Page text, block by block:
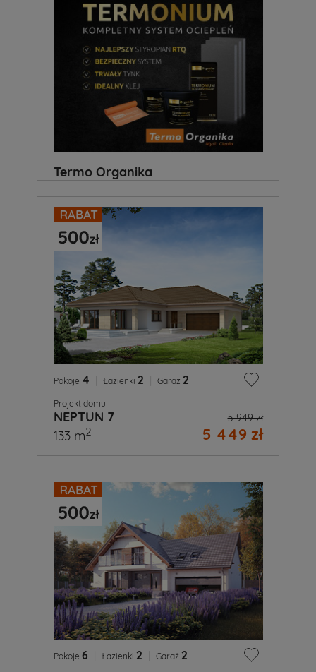
Termo Organika
Pokoje 4 Łazienki 2 Garaż 2
Projekt domu
NEPTUN 7 5 949 zł
5 449 zł
133 m2
Pokoje 6 Łazienki 2 Garaż 2